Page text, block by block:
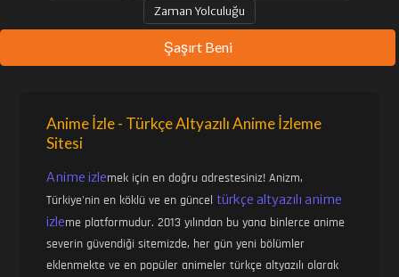
Zaman Yolculuğu
Şaşırt Beni
Anime İzle - Türkçe Altyazılı Anime İzleme
Sitesi
Anime izlemek için en doğru adrestesiniz! Anizm,
Türkiye'nin en köklü ve en günceltürkçe altyazılı anime
izleme platformudur. 2013 yılından bu yana binlerce anime
severin güvendiği sitemizde, her gün yeni bölümler
eklenmekte ve en popüler animeler türkçe altyazılı olarak